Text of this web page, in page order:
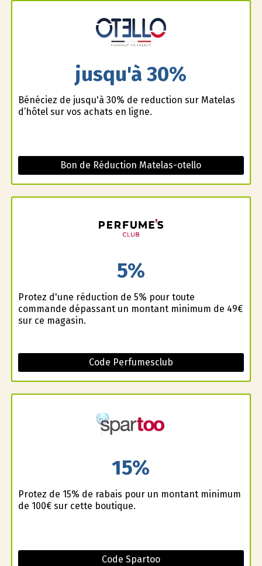
jusqu'à 30%
Bénéficiez de jusqu'à 30% de reduction sur Matelas
d’hôtel sur vos achats en ligne.
Bon de Réduction Matelas-otello
5%
Profitez d'une réduction de 5% pour toute
commande dépassant un montant minimum de 49€
sur ce magasin.
Code Perfumesclub
15%
Profitez de 15% de rabais pour un montant minimum
de 100€ sur cette boutique.
Code Spartoo